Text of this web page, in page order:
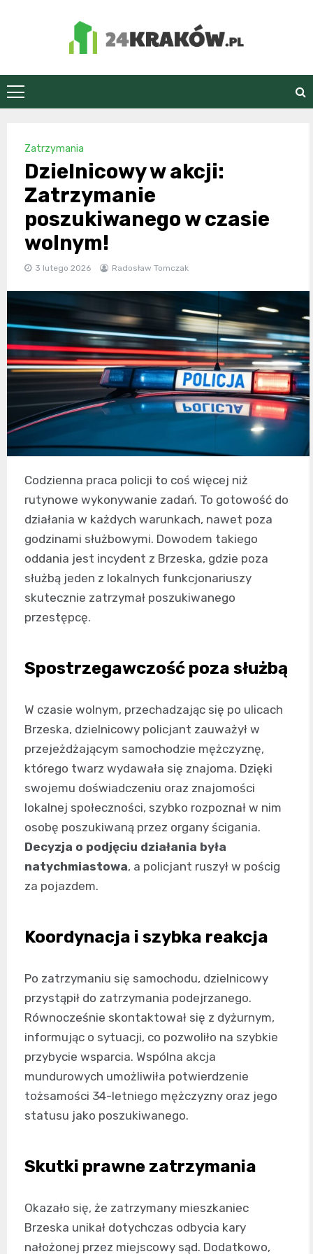
24Kraków.pl
Zatrzymania
Dzielnicowy w akcji:
Zatrzymanie
poszukiwanego w czasie
wolnym!
3 lutego 2026 Radosław Tomczak
Codzienna praca policji to coś więcej niż
rutynowe wykonywanie zadań. To gotowość do
działania w każdych warunkach, nawet poza
godzinami służbowymi. Dowodem takiego
oddania jest incydent z Brzeska, gdzie poza
służbą jeden z lokalnych funkcjonariuszy
skutecznie zatrzymał poszukiwanego
przestępcę.
Spostrzegawczość poza służbą
W czasie wolnym, przechadzając się po ulicach
Brzeska, dzielnicowy policjant zauważył w
przejeżdżającym samochodzie mężczyznę,
którego twarz wydawała się znajoma. Dzięki
swojemu doświadczeniu oraz znajomości
lokalnej społeczności, szybko rozpoznał w nim
osobę poszukiwaną przez organy ścigania.
Decyzja o podjęciu działania była
natychmiastowa, a policjant ruszył w pościg
za pojazdem.
Koordynacja i szybka reakcja
Po zatrzymaniu się samochodu, dzielnicowy
przystąpił do zatrzymania podejrzanego.
Równocześnie skontaktował się z dyżurnym,
informując o sytuacji, co pozwoliło na szybkie
przybycie wsparcia. Wspólna akcja
mundurowych umożliwiła potwierdzenie
tożsamości 34-letniego mężczyzny oraz jego
statusu jako poszukiwanego.
Skutki prawne zatrzymania
Okazało się, że zatrzymany mieszkaniec
Brzeska unikał dotychczas odbycia kary
nałożonej przez miejscowy sąd. Dodatkowo,